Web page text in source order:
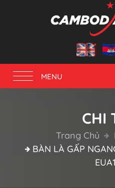
Toggle
navigation
MENU
CHI
Trang Chủ
BÀN LÀ GẤP